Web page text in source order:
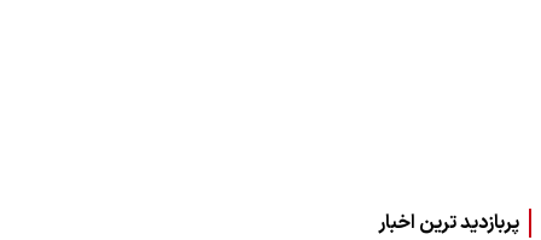
پربازدید ترین اخبار